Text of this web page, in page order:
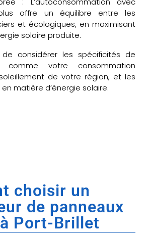
offre un équilibre entre les
et écologiques, en maximisant
solaire produite.
considérer les spécificités de
comme votre consommation
de votre région, et les
matière d’énergie solaire.
choisir un
de panneaux
Port-Brillet